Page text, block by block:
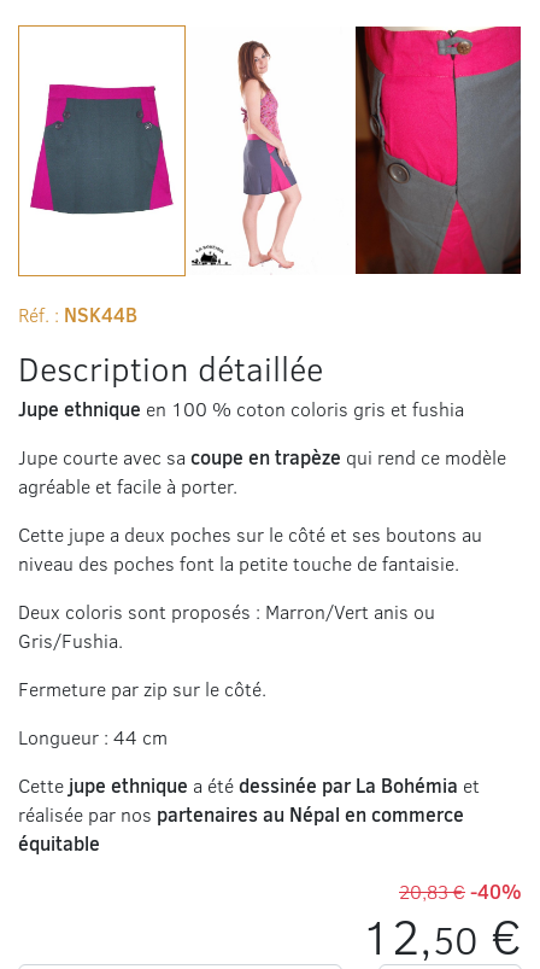
Réf. : NSK44B
Description détaillée
Jupe ethnique en 100 % coton coloris gris et fushia
Jupe courte avec sa coupe en trapèze qui rend ce modèle
agréable et facile à porter.
Cette jupe a deux poches sur le côté et ses boutons au
niveau des poches font la petite touche de fantaisie.
Deux coloris sont proposés : Marron/Vert anis ou
Gris/Fushia.
Fermeture par zip sur le côté.
Longueur : 44 cm
Cette jupe ethnique a étédessinée par La Bohémia et
réalisée par nos partenaires au Népal en commerce
équitable
20,83 €-40%
12,50 €